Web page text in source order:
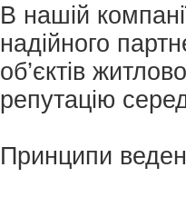
В нашій
надійного
об’єктів
репутацію
Принципи